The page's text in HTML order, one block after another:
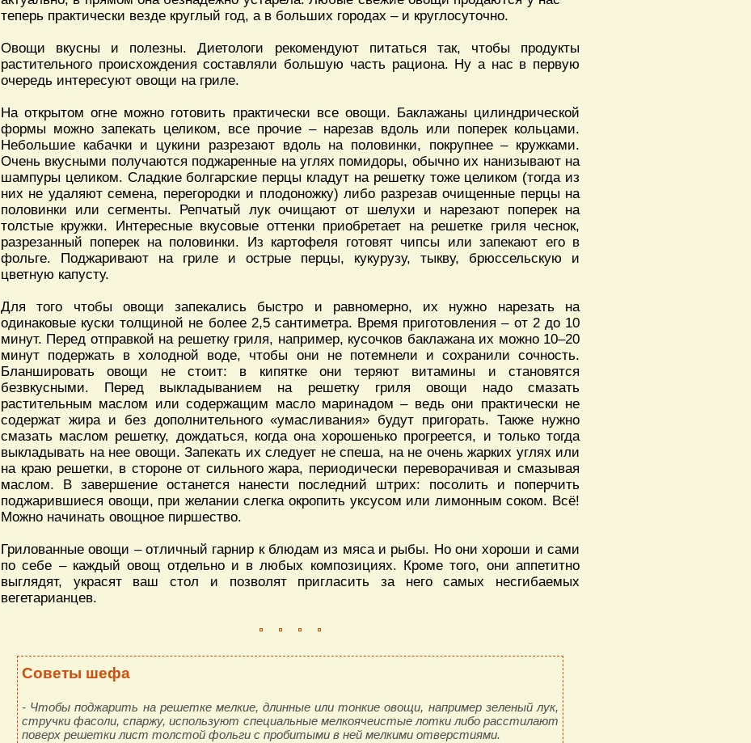
теперь практически везде круглый год, а в больших городах – и круглосуточно.
Овощи вкусны и полезны. Диетологи рекомендуют питаться так, чтобы продукты
растительного происхождения составляли большую часть рациона. Ну а нас в первую
очередь интересуют овощи на гриле.
На открытом огне можно готовить практически все овощи. Баклажаны цилиндрической
формы можно запекать целиком, все прочие – нарезав вдоль или поперек кольцами.
Небольшие кабачки и цукини разрезают вдоль на половинки, покрупнее – кружками.
Очень вкусными получаются поджаренные на углях помидоры, обычно их нанизывают на
шампуры целиком. Сладкие болгарские перцы кладут на решетку тоже целиком (тогда из
них не удаляют семена, перегородки и плодоножку) либо разрезав очищенные перцы на
половинки или сегменты. Репчатый лук очищают от шелухи и нарезают поперек на
толстые кружки. Интересные вкусовые оттенки приобретает на решетке гриля чеснок,
разрезанный поперек на половинки. Из картофеля готовят чипсы или запекают его в
фольге. Поджаривают на гриле и острые перцы, кукурузу, тыкву, брюссельскую и
цветную капусту.
Для того чтобы овощи запекались быстро и равномерно, их нужно нарезать на
одинаковые куски толщиной не более 2,5 сантиметра. Время приготовления – от 2 до 10
минут. Перед отправкой на решетку гриля, например, кусочков баклажана их можно 10–20
минут подержать в холодной воде, чтобы они не потемнели и сохранили сочность.
Бланшировать овощи не стоит: в кипятке они теряют витамины и становятся
безвкусными. Перед выкладыванием на решетку гриля овощи надо смазать
растительным маслом или содержащим масло маринадом – ведь они практически не
содержат жира и без дополнительного «умасливания» будут пригорать. Также нужно
смазать маслом решетку, дождаться, когда она хорошенько прогреется, и только тогда
выкладывать на нее овощи. Запекать их следует не спеша, на не очень жарких углях или
на краю решетки, в стороне от сильного жара, периодически переворачивая и смазывая
маслом. В завершение останется нанести последний штрих: посолить и поперчить
поджарившиеся овощи, при желании слегка окропить уксусом или лимонным соком. Всё!
Можно начинать овощное пиршество.
Грилованные овощи – отличный гарнир к блюдам из мяса и рыбы. Но они хороши и сами
по себе – каждый овощ отдельно и в любых композициях. Кроме того, они аппетитно
выглядят, украсят ваш стол и позволят пригласить за него самых несгибаемых
вегетарианцев.
Советы шефа
- Чтобы поджарить на решетке мелкие, длинные или тонкие овощи, например зеленый лук,
стручки фасоли, спаржу, используют специальные мелкоячеистые лотки либо расстилают
поверх решетки лист толстой фольги с пробитыми в ней мелкими отверстиями.